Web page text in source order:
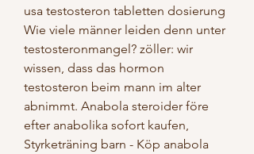
usa testosteron tabletten dosierung
Wie viele männer leiden denn unter
testosteronmangel? zöller: wir
wissen, dass das hormon
testosteron beim mann im alter
abnimmt. Anabola steroider före
efter anabolika sofort kaufen,
Styrketräning barn - Köp anabola